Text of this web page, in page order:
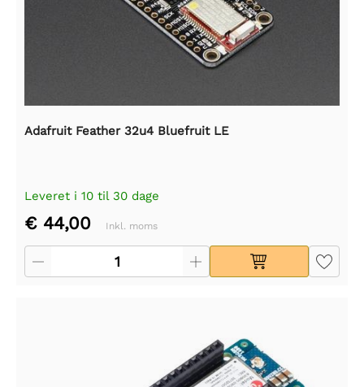
Adafruit Feather 32u4 Bluefruit LE
Leveret i 10 til 30 dage
€ 44,00 Inkl. moms